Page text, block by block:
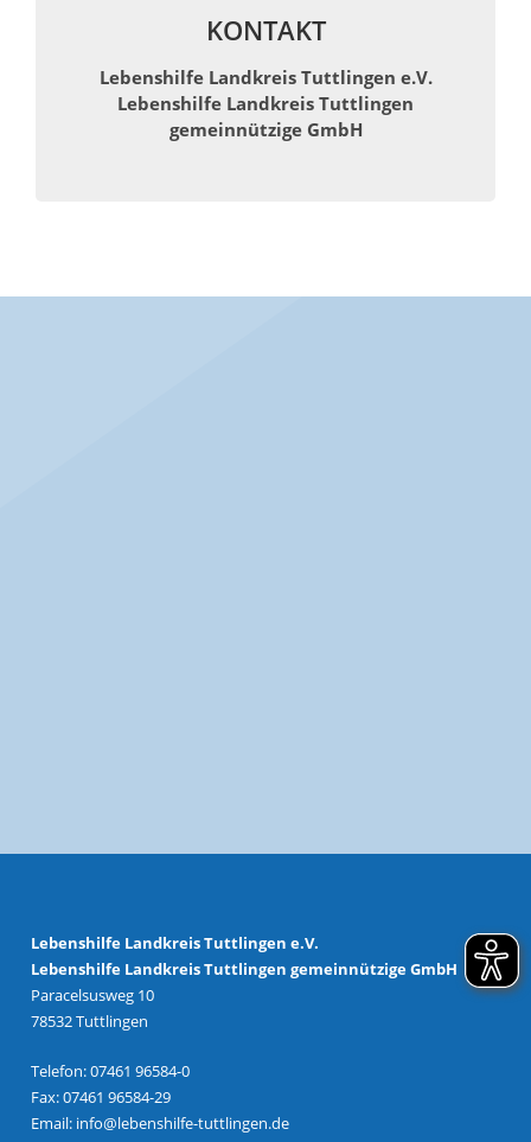
KONTAKT
Lebenshilfe Landkreis Tuttlingen e.V.
Lebenshilfe Landkreis Tuttlingen
gemeinnützige GmbH
Lebenshilfe Landkreis Tuttlingen e.V.
Lebenshilfe Landkreis Tuttlingen gemeinnützige GmbH
Paracelsusweg 10
78532 Tuttlingen
Telefon: 07461 96584-0
Fax: 07461 96584-29
Email: info@lebenshilfe-tuttlingen.de